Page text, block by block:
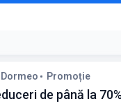
aplică automat la
Dormeo Promoție
de până la